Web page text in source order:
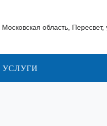
Московская область,
УСЛУГИ